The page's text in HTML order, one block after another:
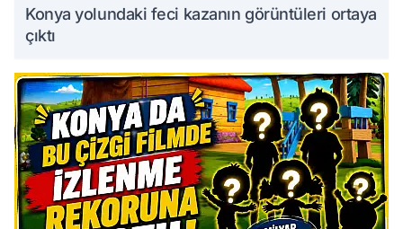
Konya yolundaki feci kazanın görüntüleri ortaya
çıktı